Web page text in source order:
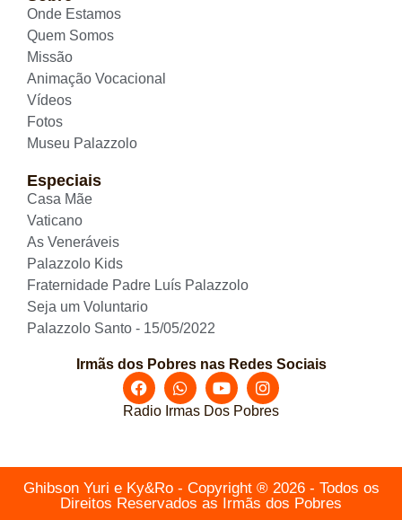
Onde Estamos
Quem Somos
Missão
Animação Vocacional
Vídeos
Fotos
Museu Palazzolo
Especiais
Casa Mãe
Vaticano
As Veneráveis
Palazzolo Kids
Fraternidade Padre Luís Palazzolo
Seja um Voluntario
Palazzolo Santo - 15/05/2022
Irmãs dos Pobres nas Redes Sociais
Radio Irmas Dos Pobres
Ghibson Yuri e Ky&Ro - Copyright ® 2026 - Todos os
Direitos Reservados as Irmãs dos Pobres